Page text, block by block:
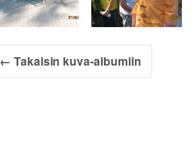
← Takaisin kuva-albumiin